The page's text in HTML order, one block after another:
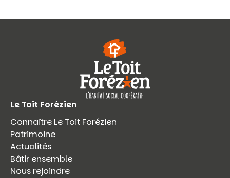
Le Toit Forézien
Connaître Le Toit Forézien
Patrimoine
Actualités
Bâtir ensemble
Nous rejoindre